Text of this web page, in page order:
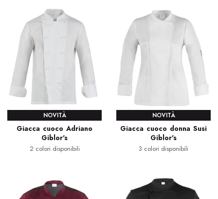
NOVITÀ
Giacca cuoco Adriano
Giblor's
2 colori disponibili
NOVITÀ
Giacca cuoco donna Susi
Giblor's
3 colori disponibili